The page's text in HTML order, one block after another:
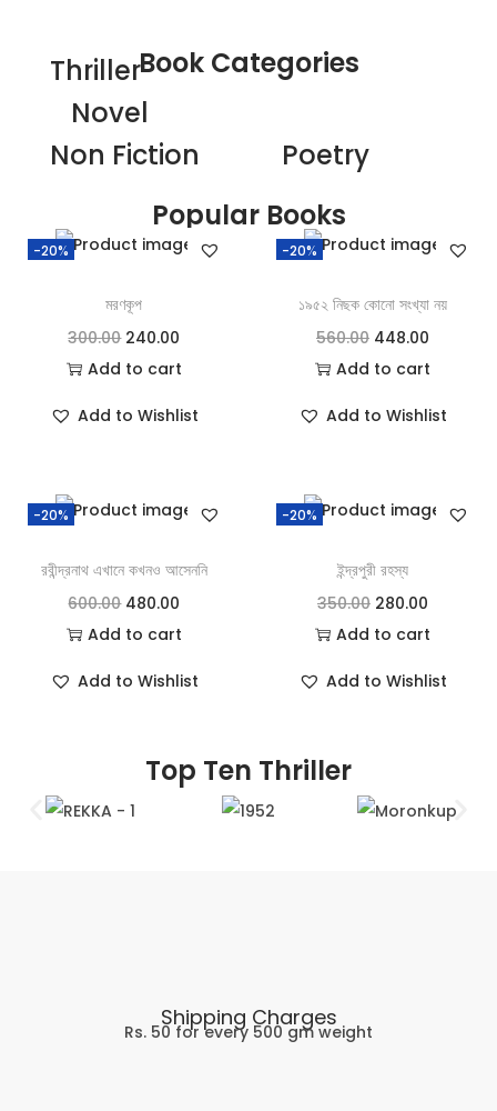
Book Categories
Thriller
Novel
Non Fiction
Poetry
Popular Books
-20%
মরণকূপ
300.00 240.00
Add to cart
Add to Wishlist
-20%
১৯৫২ নিছক কোনো সংখ্যা নয়
560.00 448.00
Add to cart
Add to Wishlist
-20%
রবীন্দ্রনাথ এখানে কখনও আসেননি
600.00 480.00
Add to cart
Add to Wishlist
-20%
ইন্দ্রপুরী রহস্য
350.00 280.00
Add to cart
Add to Wishlist
Top Ten Thriller
Shipping Charges
Rs. 50 for every 500 gm weight